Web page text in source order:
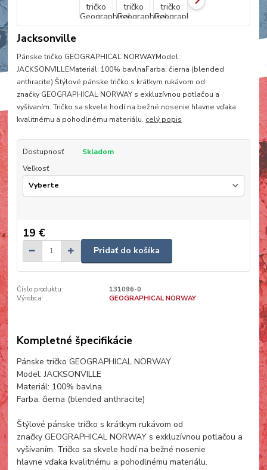
Jacksonville
Pánske tričko GEOGRAPHICAL NORWAYModel:
JACKSONVILLEMateriál: 100% bavlnaFarba: čierna (blended
anthracite) Štýlové pánske tričko s krátkym rukávom od
značky GEOGRAPHICAL NORWAY s exkluzívnou potlačou a
vyšívaním. Tričko sa skvele hodí na bežné nosenie hlavne vďaka
kvalitnému a pohodlnému materiálu. celý popis
Dostupnosť
Skladom
Veľkosť
19 €
Pridať do košíka
Číslo produktu:
131096-0
Výrobca:
GEOGRAPHICAL NORWAY
Kompletné špecifikácie
Pánske tričko GEOGRAPHICAL NORWAY
Model: JACKSONVILLE
Materiál: 100% bavlna
Farba: čierna (blended anthracite)
Štýlové pánske tričko s krátkym rukávom od
značky GEOGRAPHICAL NORWAY s exkluzívnou potlačou a
vyšívaním. Tričko sa skvele hodí na bežné nosenie
hlavne vďaka kvalitnému a pohodlnému materiálu.